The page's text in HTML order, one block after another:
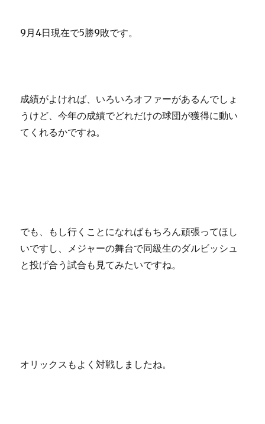
9月4日現在で5勝9敗です。
成績がよければ、いろいろオファーがあるんでしょ
うけど、今年の成績でどれだけの球団が獲得に動い
てくれるかですね。
でも、もし行くことになればもちろん頑張ってほし
いですし、メジャーの舞台で同級生のダルビッシュ
と投げ合う試合も見てみたいですね。
オリックスもよく対戦しましたね。